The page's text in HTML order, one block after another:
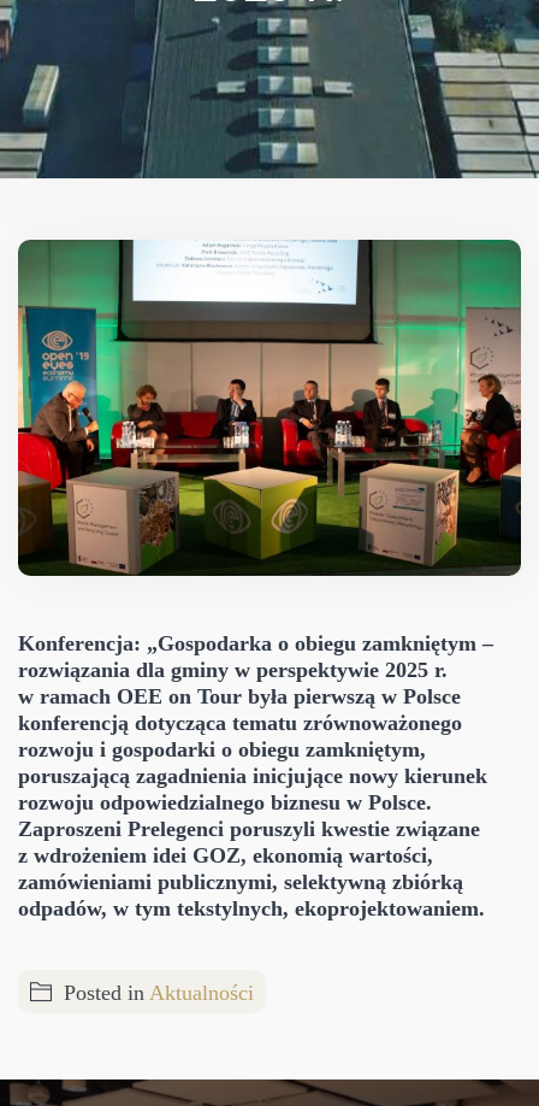
Konferencja: „Gospodarka o obiegu zamkniętym –
rozwiązania dla gminy w perspektywie 2025 r.
w ramach OEE on Tour była pierwszą w Polsce
konferencją dotycząca tematu zrównoważonego
rozwoju i gospodarki o obiegu zamkniętym,
poruszającą zagadnienia inicjujące nowy kierunek
rozwoju odpowiedzialnego biznesu w Polsce.
Zaproszeni Prelegenci poruszyli kwestie związane
z wdrożeniem idei GOZ, ekonomią wartości,
zamówieniami publicznymi, selektywną zbiórką
odpadów, w tym tekstylnych, ekoprojektowaniem.
Posted in Aktualności